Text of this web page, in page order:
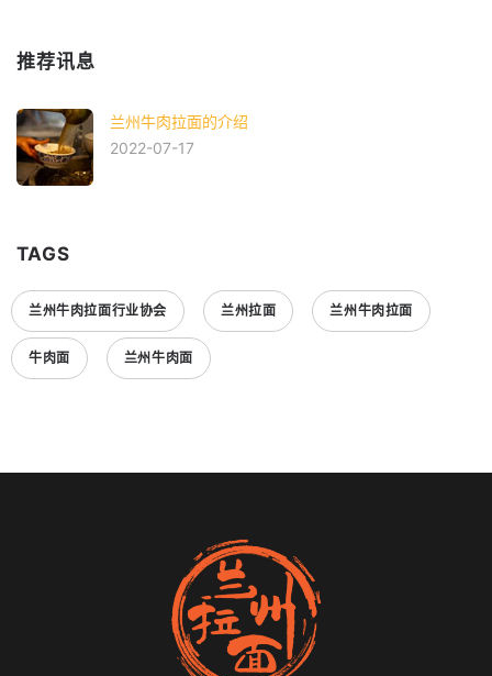
推荐讯息
兰州牛肉拉面的介绍
2022-07-17
TAGS
兰州牛肉拉面行业协会 兰州拉面 兰州牛肉拉面
牛肉面 兰州牛肉面